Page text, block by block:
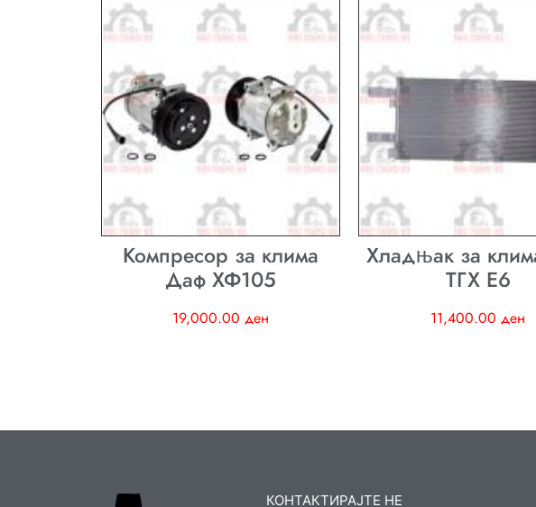
Компресор за клима
Даф ХФ105
19,000.00 ден
Хладњак за
ТГХ E6
11,400.00 ден
КОНТАКТИРАЈТЕ НЕ